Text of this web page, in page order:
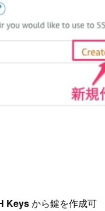
Keysから鍵を作成可